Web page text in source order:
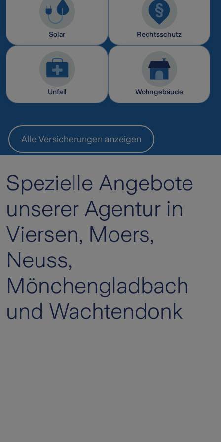
Solar Rechtsschutz
Unfall Wohngebäude
Alle Versicherungen anzeigen
Spezielle Angebote
unserer Agentur in
Viersen, Moers,
Neuss,
Mönchengladbach
und Wachtendonk